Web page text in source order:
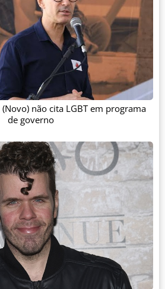
não cita LGBT em programa
de governo